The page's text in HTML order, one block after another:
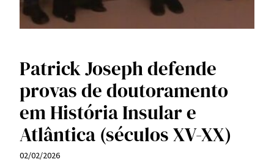
Patrick Joseph defende
provas de doutoramento
em História Insular e
Atlântica (séculos XV-XX)
02/02/2026